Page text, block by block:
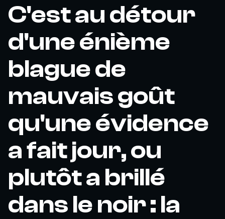
C'est au détour
d'une énième
blague de
mauvais goût
qu'une évidence
a fait jour, ou
plutôt a brillé
dans le noir : la